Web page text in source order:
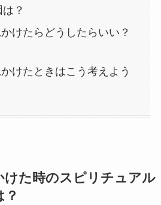
？
けたらどうしたらいい？
けたときはこう考えよう
けた時のスピリチュアル